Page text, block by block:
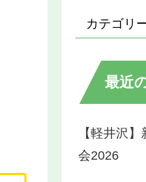
最近
【軽井沢
会2026